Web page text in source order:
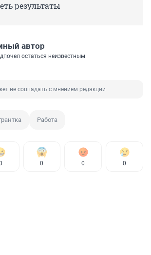
результаты
автор
остаться неизвестным
не совпадать с мнением редакции
Работа
0 0 0